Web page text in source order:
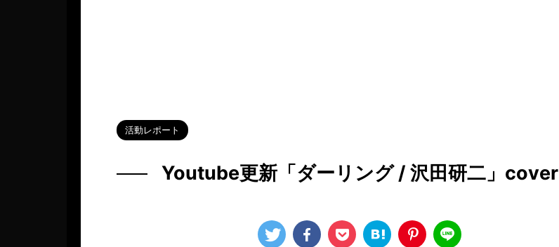
活動レポート
Youtube更新「ダーリング / 沢田研二」cover